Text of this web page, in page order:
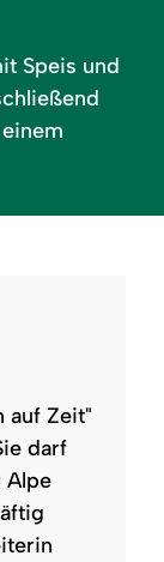
Speis und
auf Zeit"
darf
Alpe